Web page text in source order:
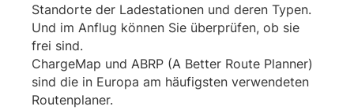
Standorte der Ladestationen und deren Typen.
Und im Anflug können Sie überprüfen, ob sie
frei sind.
ChargeMap und ABRP (A Better Route Planner)
sind die in Europa am häufigsten verwendeten
Routenplaner.